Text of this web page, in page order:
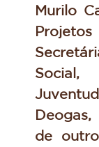
Murilo
Projetos
de